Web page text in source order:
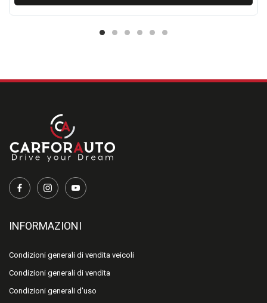
INFORMAZIONI
Condizioni generali di vendita veicoli
Condizioni generali di vendita
Condizioni generali d'uso